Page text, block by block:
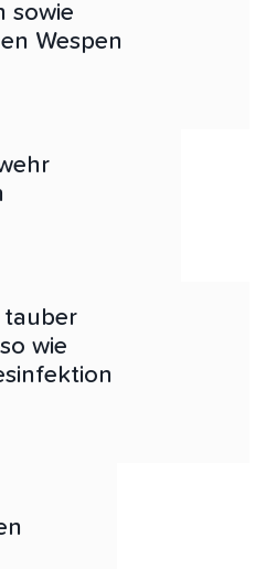
sowie
Wespen
tauber
wie